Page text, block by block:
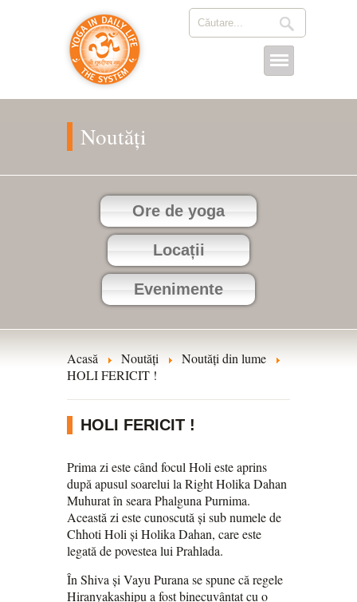
Noutăți
Ore de yoga
Locații
Evenimente
Acasă Noutăți
Noutăți din lume
HOLI FERICIT !
HOLI FERICIT !
Prima zi este când focul Holi este aprins
după apusul soarelui la Right Holika Dahan
Muhurat în seara Phalguna Purnima.
Această zi este cunoscută și sub numele de
Chhoti Holi și Holika Dahan, care este
legată de povestea lui Prahlada.
În Shiva și Vayu Purana se spune că regele
Hiranyakashipu a fost binecuvântat cu o